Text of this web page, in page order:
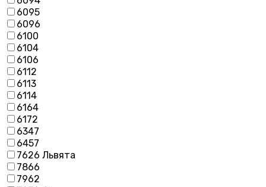
6095
6096
6100
6104
6106
6112
6113
6114
6164
6172
6347
6457
7626 Львята
7866
7962